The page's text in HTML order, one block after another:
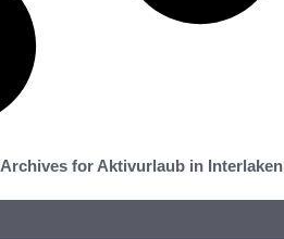
Archives for Aktivurlaub in Interlaken